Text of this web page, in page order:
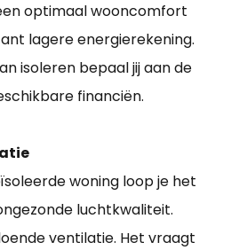
optimaal wooncomfort
lagere energierekening.
isoleren bepaal jij aan de
financiën.
woning loop je het
luchtkwaliteit.
ventilatie. Het vraagt